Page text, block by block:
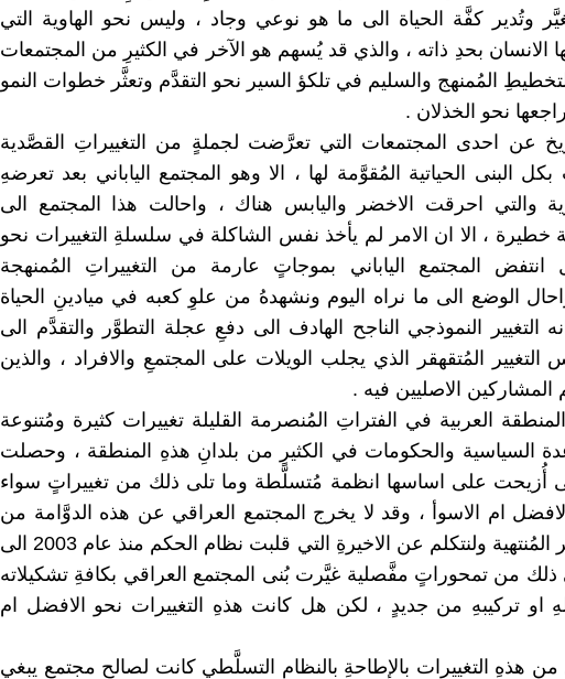
وتُدير كفَّة الحياة الى ما هو نوعي وجاد ، وليس نحو الهاوية التي
الانسان بحدِ ذاته ، والذي قد يُسهم هو الآخر في الكثيرِ من المجتمعات
المُمنهج والسليم في تلكؤ السير نحو التقدَّم وتعثَّر خطوات النمو
نحو الخذلان .
عن احدى المجتمعات التي تعرَّضت لجملةٍ من التغييراتِ القصَّدية
البنى الحياتية المُقوَّمة لها ، الا وهو المجتمع الياباني بعد تعرضهِ
والتي احرقت الاخضر واليابس هناك ، واحالت هذا المجتمع الى
خطيرة ، الا ان الامر لم يأخذ نفس الشاكلة في سلسلةِ التغييرات نحو
انتفض المجتمع الياباني بموجاتٍ عارمة من التغييراتِ المُمنهجة
الوضع الى ما نراه اليوم ونشهدهُ من علوِ كعبه في ميادينِ الحياة
التغيير النموذجي الناجح الهادف الى دفعِ عجلة التطوَّر والتقدَّم الى
التغيير المُتقهقر الذي يجلب الويلات على المجتمعِ والافراد ، والذين
المشاركين الاصليين فيه .
العربية في الفتراتِ المُنصرمة القليلة تغييرات كثيرة ومُتنوعة
السياسية والحكومات في الكثيرِ من بلدانِ هذهِ المنطقة ، وحصلت
أُزيحت على اساسها انظمة مُتسلَّطة وما تلى ذلك من تغييراتٍ سواء
ام الاسوأ ، وقد لا يخرج المجتمع العراقي عن هذه الدوَّامة من
التغييرات غير المُنتهية ولنتكلم عن الاخيرةِ التي قلبت نظام الحكم منذ عام 2003 الى
ذلك من تمحوراتٍ مفَّصلية غيَّرت بُنى المجتمع العراقي بكافةِ تشكيلاته
او تركيبهِ من جديدٍ ، لكن هل كانت هذهِ التغييرات نحو الافضل ام
هذهِ التغييرات بالإطاحةِ بالنظام التسلَّطي كانت لصالحِ مجتمع يبغي